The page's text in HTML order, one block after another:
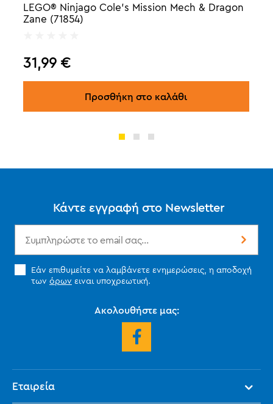
LEGO® Ninjago Cole's Mission Mech & Dragon
Zane (71854)
31,99 €
Προσθήκη στο καλάθι
Κάντε εγγραφή στο Newsletter
Εάν επιθυμείτε να λαμβάνετε ενημερώσεις, η αποδοχή
των όρων ειναι υποχρεωτική.
Ακολουθήστε μας:
Εταιρεία